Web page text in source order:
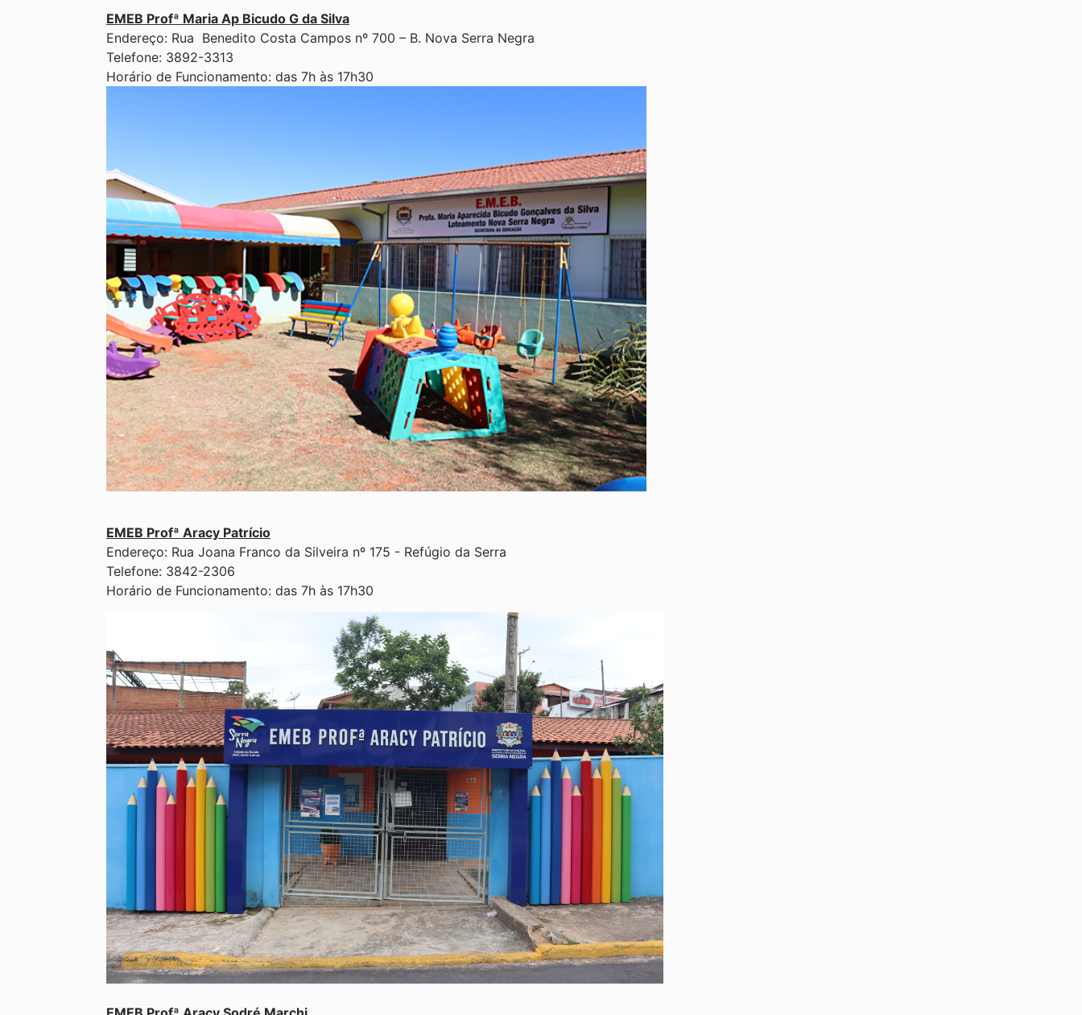
EMEB Profª Maria Ap Bicudo G da Silva
Endereço: Rua Benedito Costa Campos nº 700 – B. Nova Serra Negra
Telefone: 3892-3313
Horário de Funcionamento: das 7h às 17h30
EMEB Profª Aracy Patrício
Endereço: Rua Joana Franco da Silveira nº 175 - Refúgio da Serra
Telefone: 3842-2306
Horário de Funcionamento: das 7h às 17h30